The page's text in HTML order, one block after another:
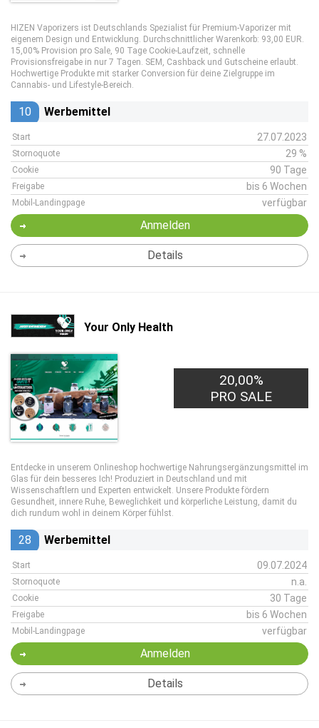
HIZEN Vaporizers ist Deutschlands Spezialist für Premium-Vaporizer mit
eigenem Design und Entwicklung. Durchschnittlicher Warenkorb: 93,00 EUR.
15,00% Provision pro Sale, 90 Tage Cookie-Laufzeit, schnelle
Provisionsfreigabe in nur 7 Tagen. SEM, Cashback und Gutscheine erlaubt.
Hochwertige Produkte mit starker Conversion für deine Zielgruppe im
Cannabis- und Lifestyle-Bereich.
10 Werbemittel
Start 27.07.2023
Stornoquote 29 %
Cookie 90 Tage
Freigabe bis 6 Wochen
Mobil-Landingpage verfügbar
Anmelden
Details
Your Only Health
20,00%
PRO SALE
Entdecke in unserem Onlineshop hochwertige Nahrungsergänzungsmittel im
Glas für dein besseres Ich! Produziert in Deutschland und mit
Wissenschaftlern und Experten entwickelt. Unsere Produkte fördern
Gesundheit, innere Ruhe, Beweglichkeit und körperliche Leistung, damit du
dich rundum wohl in deinem Körper fühlst.
28 Werbemittel
Start 09.07.2024
Stornoquote n.a.
Cookie 30 Tage
Freigabe bis 6 Wochen
Mobil-Landingpage verfügbar
Anmelden
Details